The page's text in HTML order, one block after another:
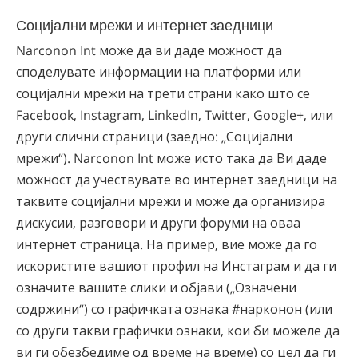
Социјални мрежи и интернет заедници
Narconon Int може да ви даде можност да
споделувате информации на платформи или
социјални мрежи на трети страни како што се
Facebook, Instagram, LinkedIn, Twitter, Google+, или
други слични страници (заедно: „Социјални
мрежи“). Narconon Int може исто така да Ви даде
можност да учествувате во интернет заедници на
таквите социјални мрежи и може да организира
дискусии, разговори и други форуми на оваа
интернет страница. На пример, вие може да го
искористите вашиот профил на Инстаграм и да ги
означите вашите слики и објави („Означени
содржини“) со графичката ознака #нарконон (или
со други такви графички ознаки, кои би можеле да
ви ги обезбедиме од време на време) со цел да ги